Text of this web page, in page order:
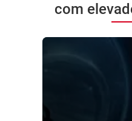
com